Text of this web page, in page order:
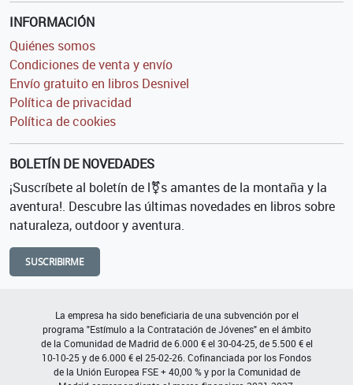
INFORMACIÓN
Quiénes somos
Condiciones de venta y envío
Envío gratuito en libros Desnivel
Política de privacidad
Política de cookies
BOLETÍN DE NOVEDADES
¡Suscríbete al boletín de l⚧s amantes de la montaña y la
aventura!. Descubre las últimas novedades en libros sobre
naturaleza, outdoor y aventura.
SUSCRIBIRME
La empresa ha sido beneficiaria de una subvención por el
programa "Estímulo a la Contratación de Jóvenes" en el ámbito
de la Comunidad de Madrid de 6.000 € el 30-04-25, de 5.500 € el
10-10-25 y de 6.000 € el 25-02-26. Cofinanciada por los Fondos
de la Unión Europea FSE + 40,00 % y por la Comunidad de